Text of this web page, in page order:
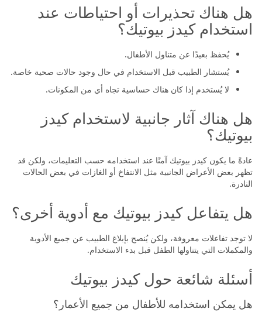
هل هناك تحذيرات أو احتياطات عند
استخدام كيدز بيوتيك؟
يُحفظ بعيدًا عن متناول الأطفال.
يُستشار الطبيب قبل الاستخدام في حال وجود حالات صحية خاصة.
لا يُستخدم إذا كان هناك حساسية تجاه أي من المكونات.
هل هناك آثار جانبية لاستخدام كيدز
بيوتيك؟
عادةً ما يكون كيدز بيوتيك آمنًا عند استخدامه حسب التعليمات، ولكن قد
تظهر بعض الأعراض الجانبية مثل الانتفاخ أو الغازات في بعض الحالات
النادرة.
هل يتفاعل كيدز بيوتيك مع أدوية أخرى؟
لا توجد تفاعلات معروفة، ولكن يُنصح بإبلاغ الطبيب عن جميع الأدوية
والمكملات التي يتناولها الطفل قبل بدء الاستخدام.
أسئلة شائعة حول كيدز بيوتيك
هل يمكن استخدامه للأطفال من جميع الأعمار؟